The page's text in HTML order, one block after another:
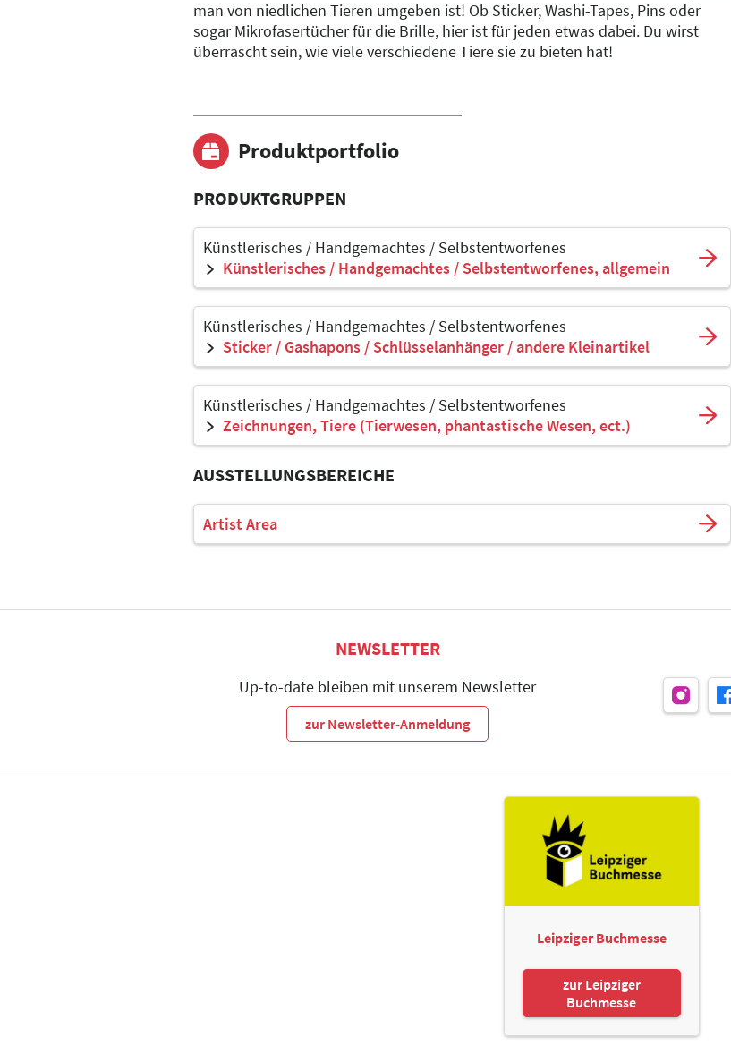
man von niedlichen Tieren umgeben ist! Ob Sticker, Washi-Tapes, Pins oder
sogar Mikrofasertücher für die Brille, hier ist für jeden etwas dabei. Du wirst
überrascht sein, wie viele verschiedene Tiere sie zu bieten hat!
Produktportfolio
PRODUKTGRUPPEN
Künstlerisches / Handgemachtes / Selbstentworfenes
Künstlerisches / Handgemachtes / Selbstentworfenes, allgemein
Künstlerisches / Handgemachtes / Selbstentworfenes
Sticker / Gashapons / Schlüsselanhänger / andere Kleinartikel
Künstlerisches / Handgemachtes / Selbstentworfenes
Zeichnungen, Tiere (Tierwesen, phantastische Wesen, ect.)
AUSSTELLUNGSBEREICHE
Artist Area
NEWSLETTER
Up-to-date bleiben mit unserem Newsletter
zur Newsletter-Anmeldung
Leipziger Buchmesse
zur Leipziger
Buchmesse